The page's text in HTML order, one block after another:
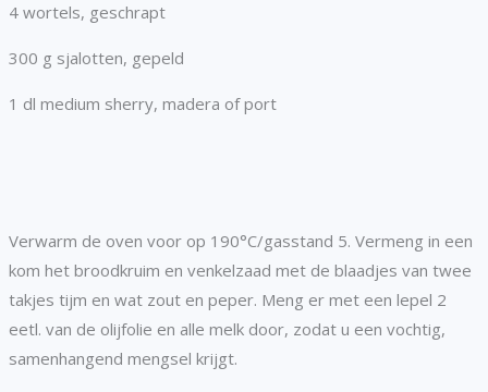
4 wortels, geschrapt
300 g sjalotten, gepeld
1 dl medium sherry, madera of port
Verwarm de oven voor op 190°C/gasstand 5. Vermeng in een
kom het broodkruim en venkelzaad met de blaadjes van twee
takjes tijm en wat zout en peper. Meng er met een lepel 2
eetl. van de olijfolie en alle melk door, zodat u een vochtig,
samenhangend mengsel krijgt.